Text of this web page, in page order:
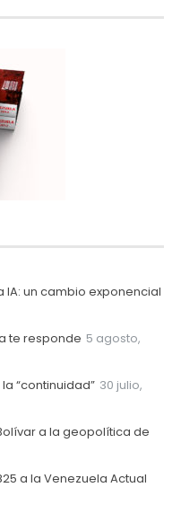
IA: un cambio exponencial
te responde 5 agosto,
“continuidad” 30 julio,
a la geopolítica de
a la Venezuela Actual